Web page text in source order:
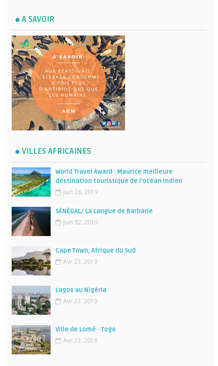
A SAVOIR
VILLES AFRICAINES
World Travel Award : Maurice meilleure
destination touristique de l’océan Indien
Juin 26, 2019
SÉNÉGAL/ La Langue de Barbarie
Juin 02, 2019
Cape Town, Afrique du Sud
Avr 23, 2019
Lagos au Nigéria
Avr 23, 2019
Ville de Lomé - Togo
Avr 23, 2019